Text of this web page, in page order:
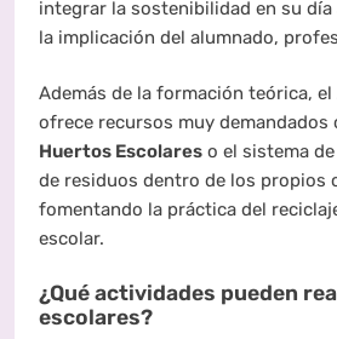
integrar la sostenibilidad en su
la implicación del alumnado,
Además de la formación teórica,
ofrece recursos muy demandados
Huertos Escolares o el sistema
de residuos dentro de los propios
fomentando la práctica del
escolar.
¿Qué actividades pueden
escolares?